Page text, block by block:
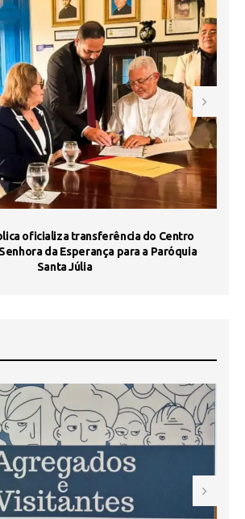
oficializa transferência do Centro
da Esperança para a Paróquia
Santa Júlia